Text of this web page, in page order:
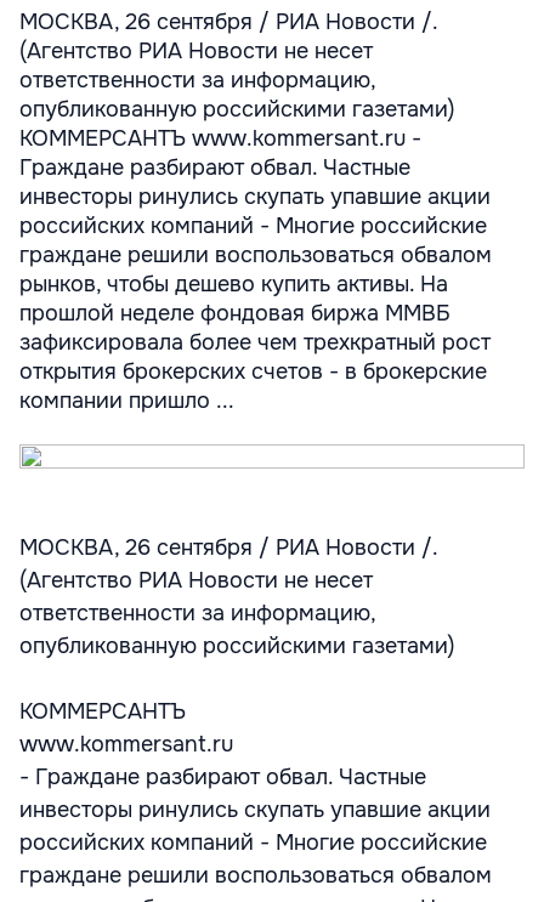
МОСКВА, 26 сентября / РИА Новости /.
(Агентство РИА Новости не несет
ответственности за информацию,
опубликованную российскими газетами)
КОММЕРСАНТЪ www.kommersant.ru -
Граждане разбирают обвал. Частные
инвесторы ринулись скупать упавшие акции
российских компаний - Многие российские
граждане решили воспользоваться обвалом
рынков, чтобы дешево купить активы. На
прошлой неделе фондовая биржа ММВБ
зафиксировала более чем трехкратный рост
открытия брокерских счетов - в брокерские
компании пришло ...
МОСКВА, 26 сентября / РИА Новости /.
(Агентство РИА Новости не несет
ответственности за информацию,
опубликованную российскими газетами)
КОММЕРСАНТЪ
www.kommersant.ru
- Граждане разбирают обвал. Частные
инвесторы ринулись скупать упавшие акции
российских компаний - Многие российские
граждане решили воспользоваться обвалом